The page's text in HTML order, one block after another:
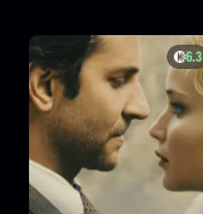
6.3